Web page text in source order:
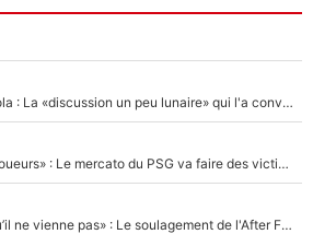
Transfert de Bradley Barcola : La «discussion un peu lunaire» qui l'a convaincu de quitter le PSG, son entourage est pointé du doigt
«Ça peut attirer des bons joueurs» : Le mercato du PSG va faire des victimes dans l'effectif de Luis Enrique ?
«C’est une bonne chose qu’il ne vienne pas» : Le soulagement de l'After Foot après le transfert avorté de Yan Diomandé au PSG